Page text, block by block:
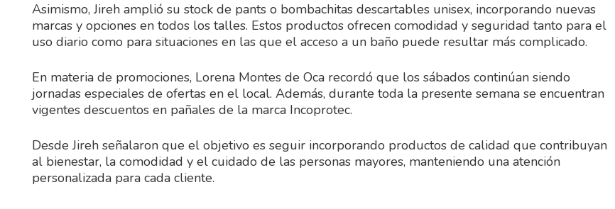
Asimismo, Jireh amplió su stock de pants o bombachitas descartables unisex, incorporando nuevas
marcas y opciones en todos los talles. Estos productos ofrecen comodidad y seguridad tanto para el
uso diario como para situaciones en las que el acceso a un baño puede resultar más complicado.
En materia de promociones, Lorena Montes de Oca recordó que los sábados continúan siendo
jornadas especiales de ofertas en el local. Además, durante toda la presente semana se encuentran
vigentes descuentos en pañales de la marca Incoprotec.
Desde Jireh señalaron que el objetivo es seguir incorporando productos de calidad que contribuyan
al bienestar, la comodidad y el cuidado de las personas mayores, manteniendo una atención
personalizada para cada cliente.